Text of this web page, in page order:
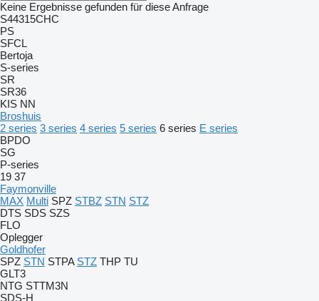
Keine Ergebnisse gefunden für diese Anfrage
S44315CHC
PS
SFCL
Bertoja
S-series
SR
SR36
KIS NN
Broshuis
2 series 3 series 4 series 5 series 6 series E series
BPDO
SG
P-series
19 37
Faymonville
MAX Multi SPZ STBZ STN STZ
DTS SDS SZS
FLO
Oplegger
Goldhofer
SPZ STN STPA STZ THP TU
GLT3
NTG STTM3N
SDS-H